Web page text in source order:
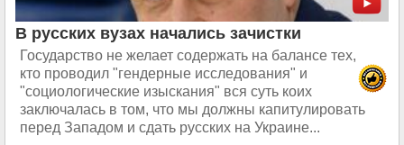
В русских вузах начались зачистки
Государство не желает содержать на балансе тех,
кто проводил "гендерные исследования" и
"социологические изыскания" вся суть коих
заключалась в том, что мы должны капитулировать
перед Западом и сдать русских на Украине...